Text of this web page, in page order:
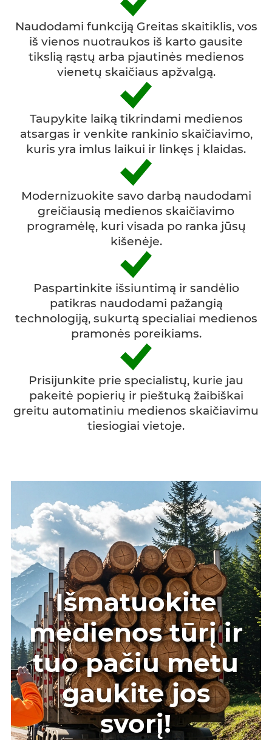
Naudodami funkciją Greitas skaitiklis, vos
iš vienos nuotraukos iš karto gausite
tikslią rąstų arba pjautinės medienos
vienetų skaičiaus apžvalgą.
Taupykite laiką tikrindami medienos
atsargas ir venkite rankinio skaičiavimo,
kuris yra imlus laikui ir linkęs į klaidas.
Modernizuokite savo darbą naudodami
greičiausią medienos skaičiavimo
programėlę, kuri visada po ranka jūsų
kišenėje.
Paspartinkite išsiuntimą ir sandėlio
patikras naudodami pažangią
technologiją, sukurtą specialiai medienos
pramonės poreikiams.
Prisijunkite prie specialistų, kurie jau
pakeitė popierių ir pieštuką žaibiškai
greitu automatiniu medienos skaičiavimu
tiesiogiai vietoje.
Išmatuokite
medienos tūrį ir
tuo pačiu metu
gaukite jos
svorį!